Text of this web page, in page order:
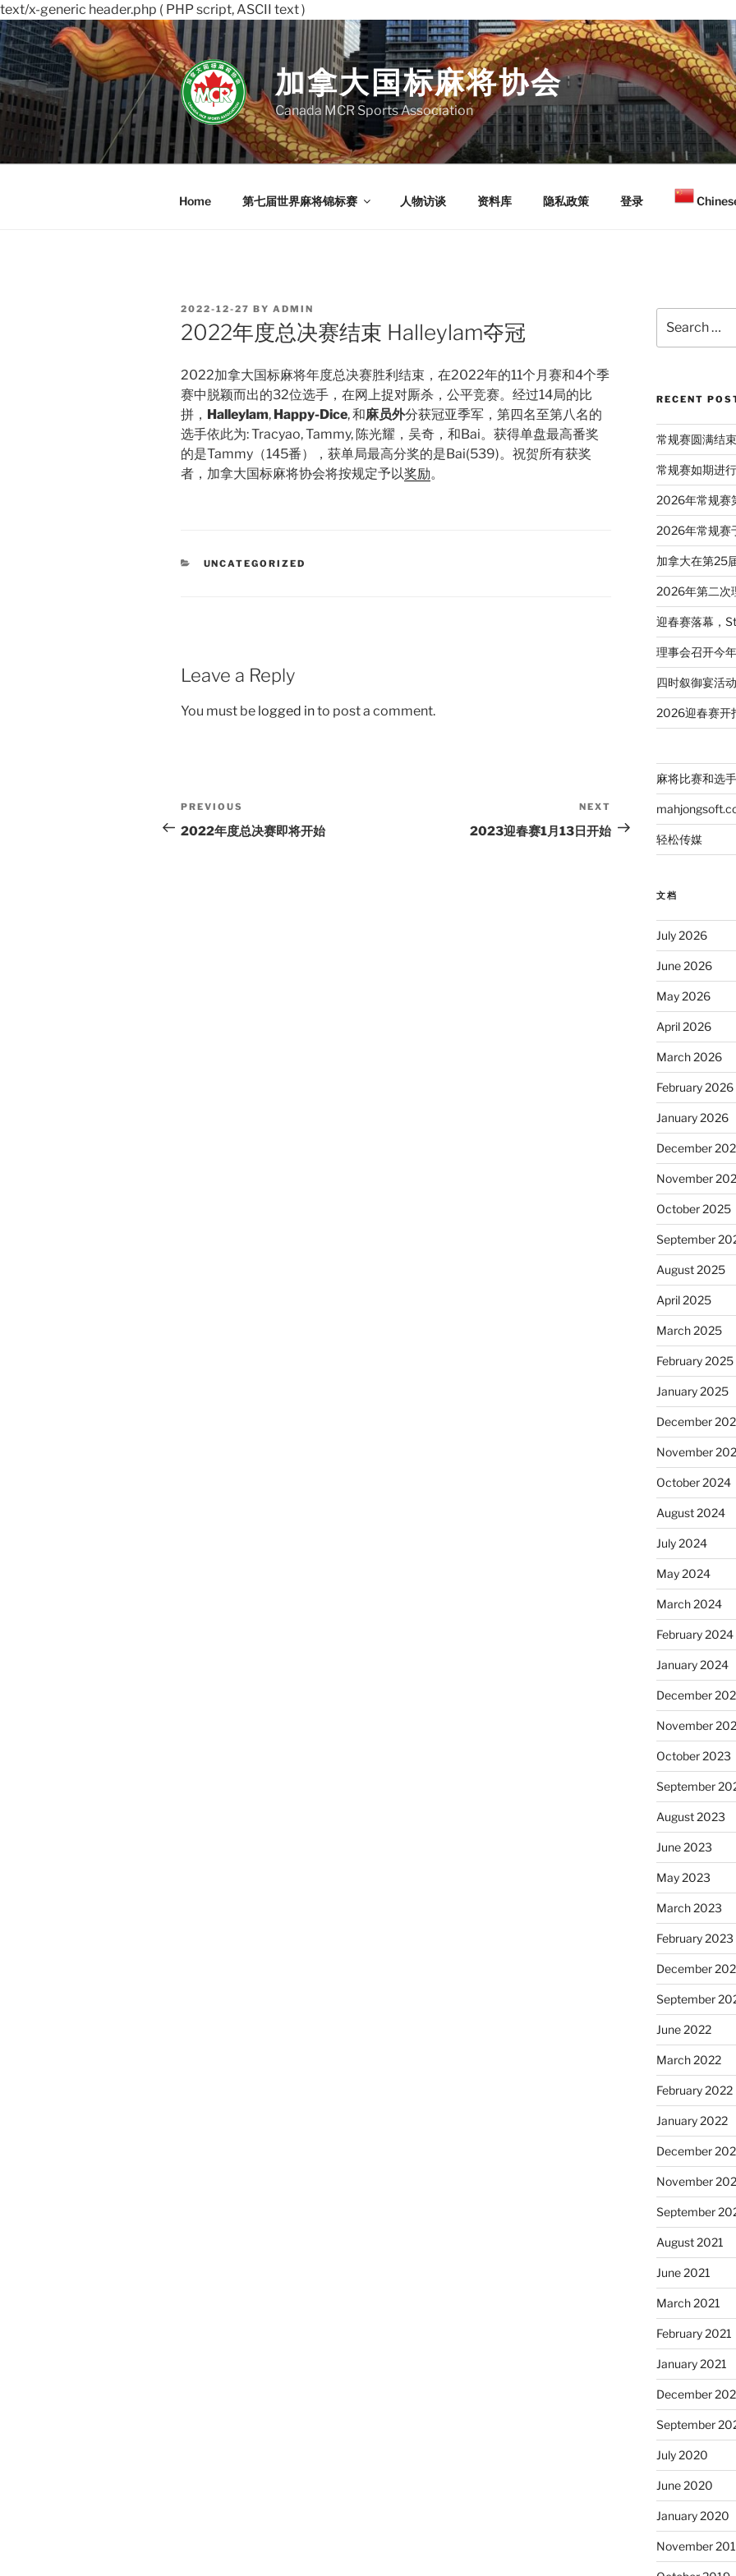
text/x-generic header.php ( PHP script, ASCII text )
Skip
to
content
加拿大国标麻将协会
Canada MCR Sports Association
Home 第七届世界麻将锦标赛 人物访谈 资料库 隐私政策 登录
POSTED
ON
2022-12-27 BY ADMIN
2022年度总决赛结束 Halleylam夺冠
2022加拿大国标麻将年度总决赛胜利结束，在2022年的11个月赛和4个季
赛中脱颖而出的32位选手，在网上捉对厮杀，公平竞赛。经过14局的比
拼， Halleylam, Happy-Dice, 和麻员外分获冠亚季军，第四名至第八名的
选手依此为: Tracyao, Tammy, 陈光耀，吴奇，和Bai。获得单盘最高番奖
的是Tammy（145番），获单局最高分奖的是Bai(539)。祝贺所有获奖
者，加拿大国标麻将协会将按规定予以奖励。
CATEGORIES
UNCATEGORIZED
Leave a Reply
You must be logged into post a comment.
Post
navigation
Previous
Post
PREVIOUS
2022年度总决赛即将开始
Post
NEXT
2023迎春赛1月13日开始
for:
RECENT
常规赛圆满结
常规赛如期进行
2026年常规赛
2026年常规赛
加拿大在第25
2026年第二次
迎春赛落幕，
理事会召开今
四时叙御宴活
2026迎春赛开
麻将比赛和选
轻松传媒
文档
July 2026
June 2026
May 2026
April 2026
March 2026
February 2026
January 2026
December
November
October 2025
September
August 2025
April 2025
March 2025
February 2025
January 2025
December
November
October 2024
August 2024
July 2024
May 2024
March 2024
February 2024
January 2024
December
November
October 2023
September
August 2023
June 2023
May 2023
March 2023
February 2023
December
September
June 2022
March 2022
February 2022
January 2022
December
November
September
August 2021
June 2021
March 2021
February 2021
January 2021
December
September
July 2020
June 2020
January 2020
November